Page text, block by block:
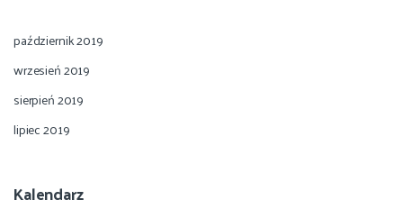
październik 2019
wrzesień 2019
sierpień 2019
lipiec 2019
Kalendarz